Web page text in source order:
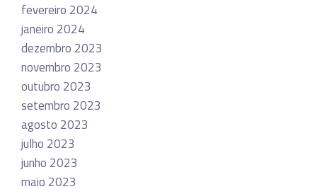
fevereiro 2024
janeiro 2024
dezembro 2023
novembro 2023
outubro 2023
setembro 2023
agosto 2023
julho 2023
junho 2023
maio 2023